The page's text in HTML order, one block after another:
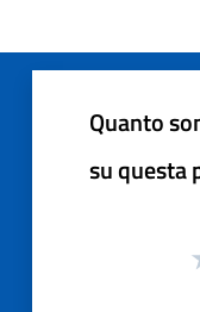
Quanto
su questa